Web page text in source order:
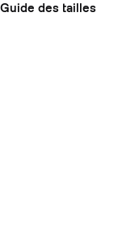
Guide des tailles